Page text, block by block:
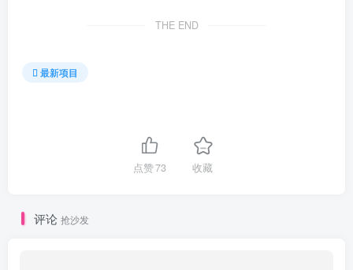
THE END
最新项目
点赞73 收藏
评论 抢沙发